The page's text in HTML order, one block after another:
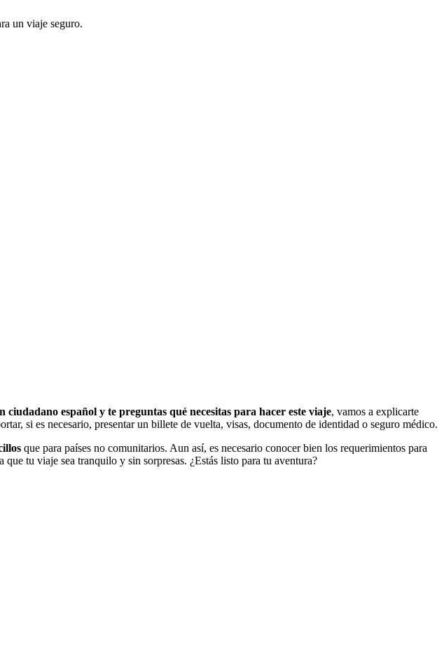
un viaje seguro.
ciudadano español y te preguntas qué necesitas para hacer este viaje, vamos a explicarte
si es necesario, presentar un billete de vuelta, visas, documento de identidad o seguro médico.
que para países no comunitarios. Aun así, es necesario conocer bien los requerimientos para
tu viaje sea tranquilo y sin sorpresas. ¿Estás listo para tu aventura?